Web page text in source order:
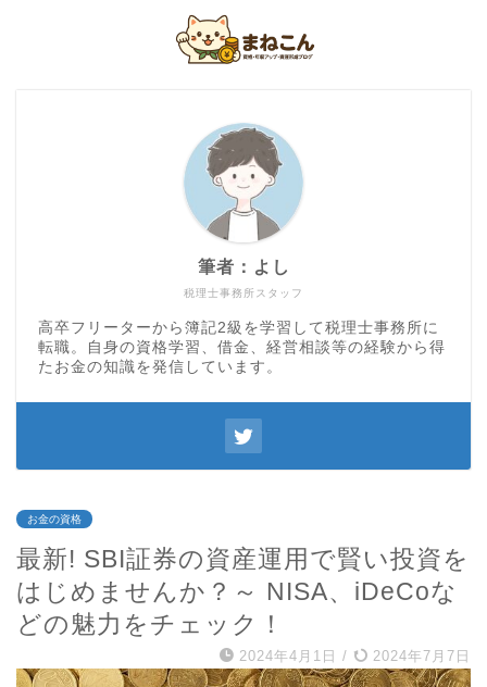
税理士事務所スタッフ
筆者：よし
高卒フリーターから簿記2級を学習して税理士事務所に
転職。自身の資格学習、借金、経営相談等の経験から得
たお金の知識を発信しています。
お金の資格
最新! SBI証券の資産運用で賢い投資を
はじめませんか？～ NISA、iDeCoな
どの魅力をチェック！
2024年4月1日 / 2024年7月7日